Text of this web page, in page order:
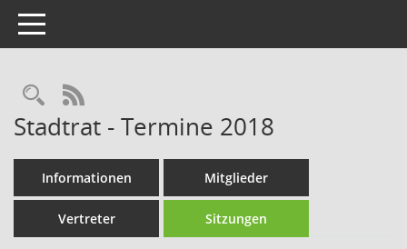
Toggle navigation
Rechercheauswahl
RSS-Feed
Stadtrat - Termine 2018
Informationen Mitglieder
Vertreter Sitzungen